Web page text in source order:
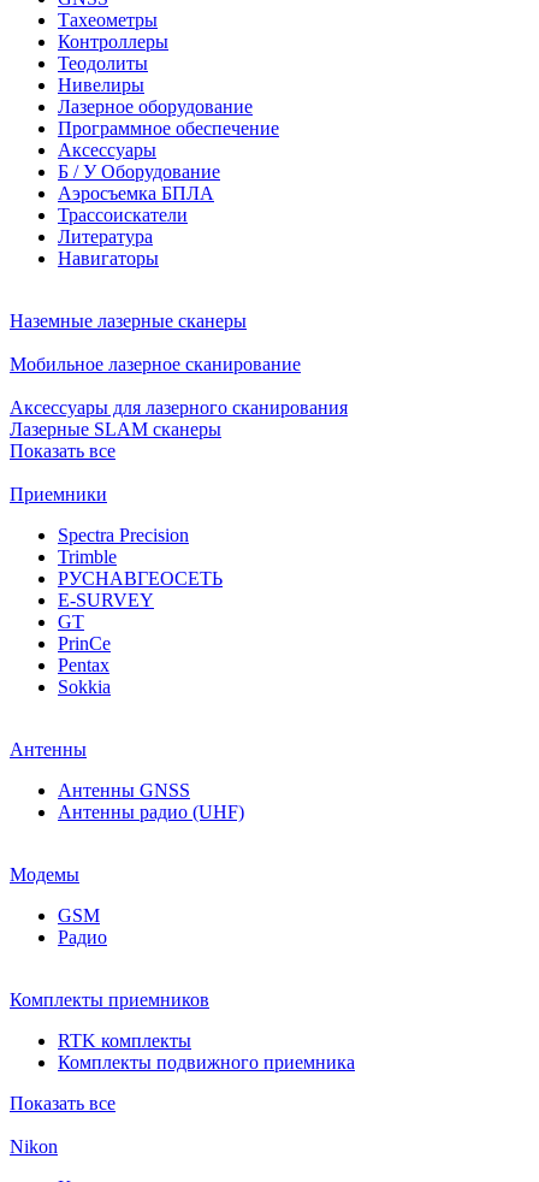
Тахеометры
Контроллеры
Теодолиты
Нивелиры
Лазерное оборудование
Программное обеспечение
Аксессуары
Б / У Оборудование
Аэросъемка БПЛА
Трассоискатели
Литература
Навигаторы
Наземные лазерные сканеры
Мобильное лазерное сканирование
Аксессуары для лазерного сканирования
Лазерные SLAM сканеры
Показать все
Приемники
Spectra Precision
Trimble
РУСНАВГЕОСЕТЬ
E-SURVEY
GT
PrinCe
Pentax
Sokkia
Антенны
Антенны GNSS
Антенны радио (UHF)
Модемы
GSM
Радио
Комплекты приемников
RTK комплекты
Комплекты подвижного приемника
Показать все
Nikon